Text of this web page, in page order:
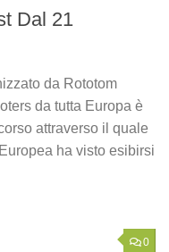
Dal 21
da Rototom
da tutta Europa è
attraverso il quale
ha visto esibirsi
0